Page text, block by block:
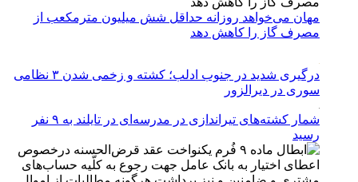
مهان می‌خواهد روزانه حداقل شش میلیون مترمکعب از
مصرف گاز را کاهش دهد
درگیری شدید در جنوب ادلب؛ کشته و زخمی شدن ۳ نظامی
سوری در دیرالزور
شمار کشته‌های تیراندازی در مدرسه‌ای در تایلند به ۹ نفر
رسید